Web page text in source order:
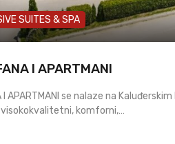
SUITES & SPA
I APARTMANI
I APARTMANI se nalaze na
komforni,…